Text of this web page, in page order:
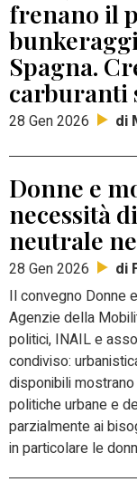
frenano il
Spagna.
carburanti
28 Gen 2026 di
Donne e
necessità
neutrale
28 Gen 2026 di
Il convegno Donne
Agenzie della
politici, INAIL e
condiviso:
disponibili
politiche urbane e
parzialmente ai
in particolare le